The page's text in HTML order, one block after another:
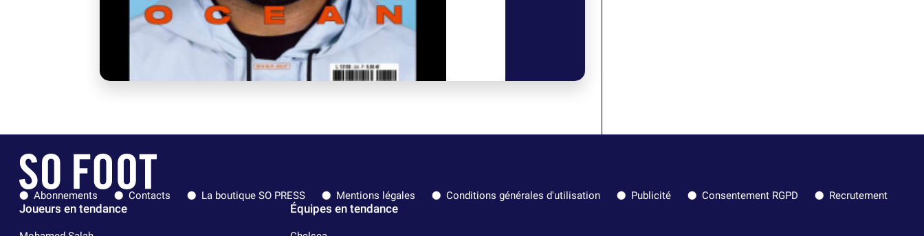
Abonnements Contacts La boutique SO PRESS Mentions légales Conditions générales d'utilisation Publicité Consentement RGPD Recrutement
Joueurs en tendance Équipes en tendance